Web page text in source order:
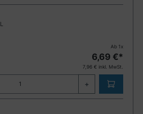
L
Ab 1 x
6,69 €*
7,96 € inkl. MwSt.
+